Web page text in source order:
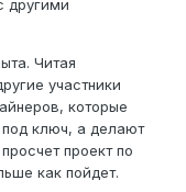
другими
Читая
участники
которые
ключ, а делают
проект по
как пойдет.